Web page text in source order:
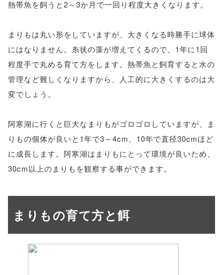
熱帯魚を飼うと2～3か月で一回り程度大きくなります。
まりもは丸い形をしていますが、大きくなる時勝手に球体
にはなりません。糸状の藻が増えてくるので、1年に1回
程度手で丸める育て方をします。熱帯魚と飼育すると水の
管理など難しくなりますから、人工的に大きくするのは大
変でしょう。
阿寒湖に行くと巨大なまりもがゴロゴロしていますが、ま
りもの個体が良いと1年で3～4cm、10年で直径30cmほど
に成長します。阿寒湖はまりもにとって環境が良いため、
30cm以上のまりもを観察する事ができます。
まりもの育て方と餌